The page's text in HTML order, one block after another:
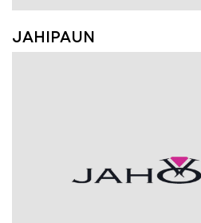
JAHIPAUN